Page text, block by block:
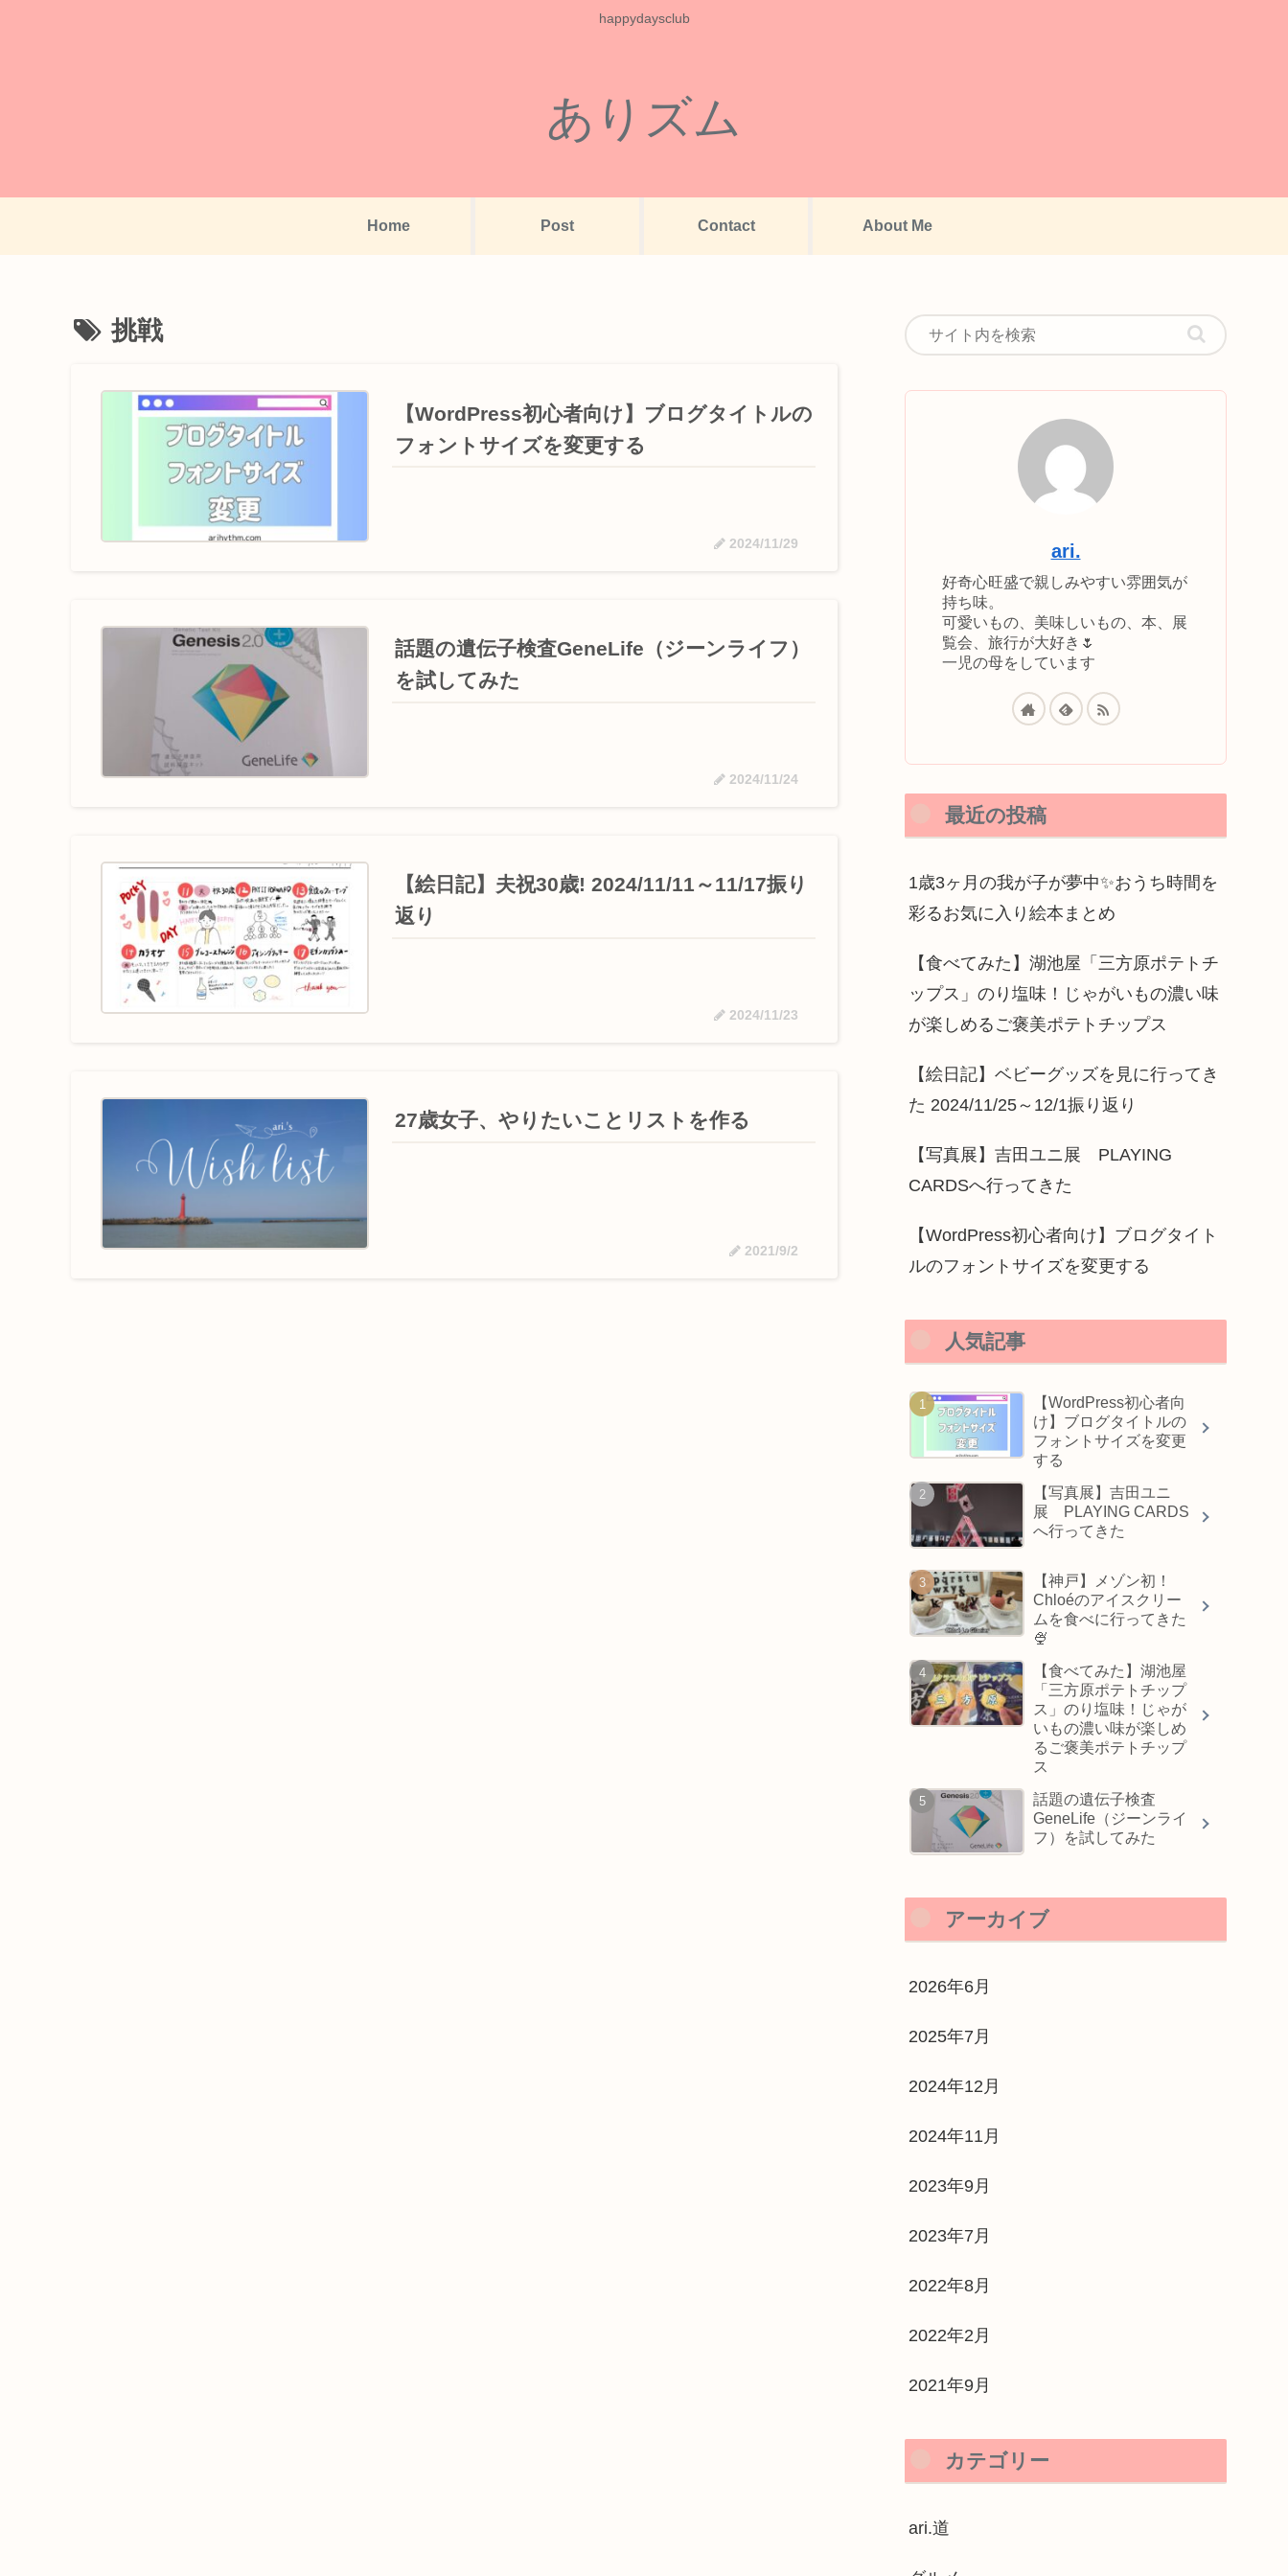
happydaysclub
ありズム
Home Post Contact About Me
挑戦
【WordPress初心者向け】ブログタイトルの
フォントサイズを変更する
2024/11/29
話題の遺伝子検査GeneLife（ジーンライフ）
を試してみた
2024/11/24
【絵日記】夫祝30歳! 2024/11/11～11/17振り
返り
2024/11/23
27歳女子、やりたいことリストを作る
2021/9/2
ari.
好奇心旺盛で親しみやすい雰囲気が
持ち味。
可愛いもの、美味しいもの、本、展
覧会、旅行が大好き🌷
一児の母をしています
最近の投稿
1歳3ヶ月の我が子が夢中✨️おうち時間を
彩るお気に入り絵本まとめ
【食べてみた】湖池屋「三方原ポテトチ
ップス」のり塩味！じゃがいもの濃い味
が楽しめるご褒美ポテトチップス
【絵日記】ベビーグッズを見に行ってき
た 2024/11/25～12/1振り返り
【写真展】吉田ユニ展 PLAYING
CARDSへ行ってきた
【WordPress初心者向け】ブログタイト
ルのフォントサイズを変更する
人気記事
【WordPress初心者向
け】ブログタイトルの
フォントサイズを変更
する
【写真展】吉田ユニ
展 PLAYING CARDS
へ行ってきた
【神戸】メゾン初！
Chloéのアイスクリー
ムを食べに行ってきた
🍨
【食べてみた】湖池屋
「三方原ポテトチップ
ス」のり塩味！じゃが
いもの濃い味が楽しめ
るご褒美ポテトチップ
ス
話題の遺伝子検査
GeneLife（ジーンライ
フ）を試してみた
アーカイブ
2026年6月
2025年7月
2024年12月
2024年11月
2023年9月
2023年7月
2022年8月
2022年2月
2021年9月
カテゴリー
ari.道